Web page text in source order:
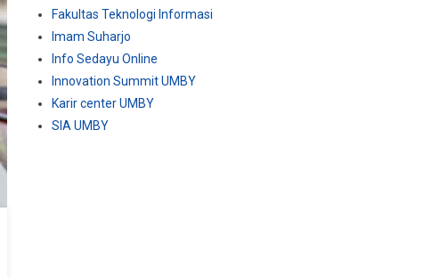
Fakultas Teknologi Informasi
Imam Suharjo
Info Sedayu Online
Innovation Summit UMBY
Karir center UMBY
SIA UMBY